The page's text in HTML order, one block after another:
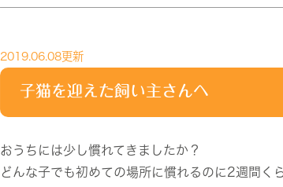
2019.06.08更新
子猫を迎えた飼い主さんへ
おうちには少し慣れてきましたか？
どんな子でも初めての場所に慣れるのに2週間く